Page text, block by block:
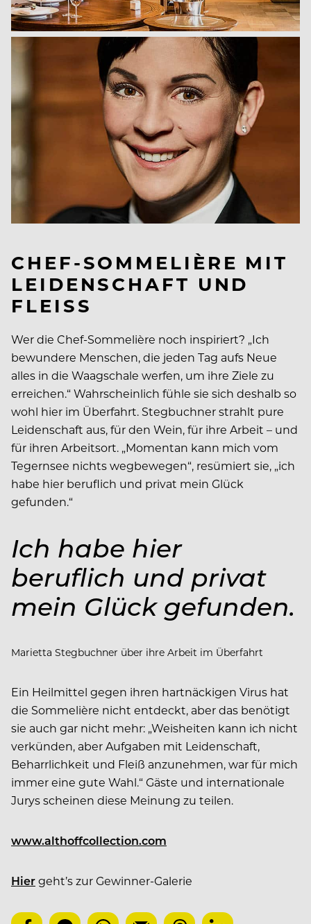
CHEF-SOMMELIÈRE MIT
LEIDENSCHAFT UND
FLEISS
Wer die Chef-Sommelière noch inspiriert? „Ich
bewundere Menschen, die jeden Tag aufs Neue
alles in die Waagschale werfen, um ihre Ziele zu
erreichen.“ Wahrscheinlich fühle sie sich deshalb so
wohl hier im Überfahrt. Stegbuchner strahlt pure
Leidenschaft aus, für den Wein, für ihre Arbeit – und
für ihren Arbeitsort. „Momentan kann mich vom
Tegernsee nichts wegbewegen“, resümiert sie, „ich
habe hier beruflich und privat mein Glück
gefunden.“
Ich habe hier
beruflich und privat
mein Glück gefunden.
Marietta Stegbuchner über ihre Arbeit im Überfahrt
Ein Heilmittel gegen ihren hartnäckigen Virus hat
die Sommelière nicht entdeckt, aber das benötigt
sie auch gar nicht mehr: „Weisheiten kann ich nicht
verkünden, aber Aufgaben mit Leidenschaft,
Beharrlichkeit und Fleiß anzunehmen, war für mich
immer eine gute Wahl.“ Gäste und internationale
Jurys scheinen diese Meinung zu teilen.
www.althoffcollection.com
Hiergeht’s zur Gewinner-Galerie